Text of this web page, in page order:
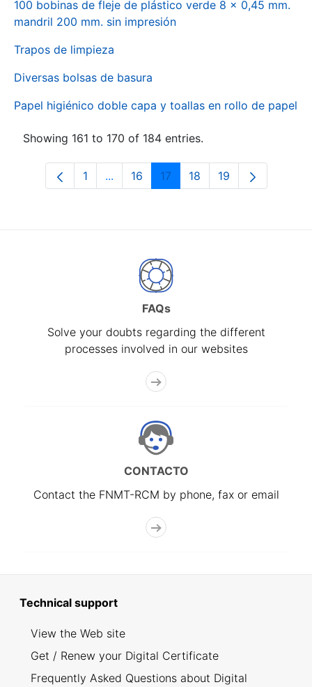
100 bobinas de fleje de plástico verde 8 x 0,45 mm.
mandril 200 mm. sin impresión
Trapos de limpieza
Diversas bolsas de basura
Papel higiénico doble capa y toallas en rollo de papel
Showing 161 to 170 of 184 entries.
Page
1 ...Intermediate Pages Use TAB to
Page
16 Page
17 Page
18 Page
19
FAQs
Solve your doubts regarding the different
processes involved in our websites
CONTACTO
Contact the FNMT-RCM by phone, fax or email
Technical support
View the Web site
Get / Renew your Digital Certificate
Frequently Asked Questions about Digital